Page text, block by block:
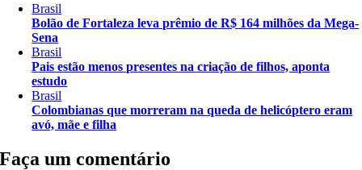
Brasil
Bolão de Fortaleza leva prêmio de R$ 164 milhões da Mega-
Sena
Brasil
Pais estão menos presentes na criação de filhos, aponta
estudo
Brasil
Colombianas que morreram na queda de helicóptero eram
avó, mãe e filha
Faça um comentário